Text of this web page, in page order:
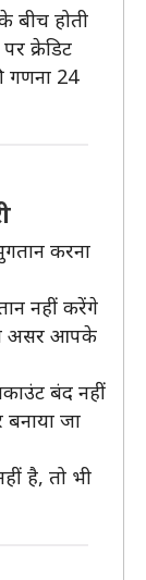
बीच होती
क्रेडिट
गणना 24
करना
नहीं करेंगे
असर आपके
बंद नहीं
बनाया जा
है, तो भी